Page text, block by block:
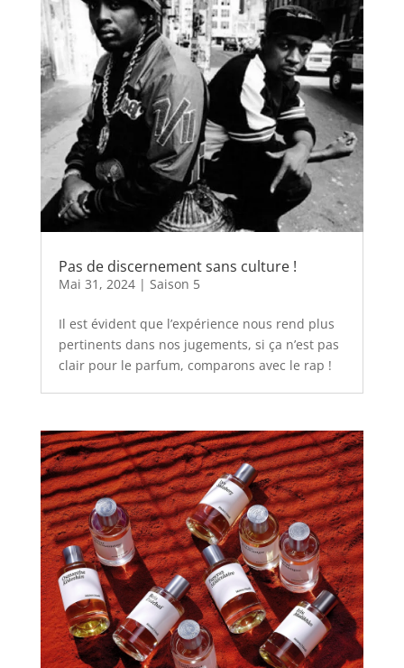
Pas de discernement sans culture !
Mai 31, 2024| Saison 5
Il est évident que l’expérience nous rend plus
pertinents dans nos jugements, si ça n’est pas
clair pour le parfum, comparons avec le rap !